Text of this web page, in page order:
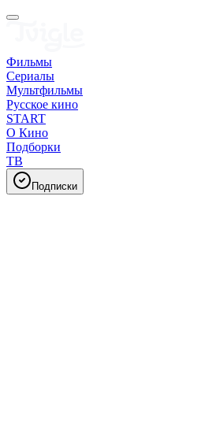
Фильмы
Сериалы
Мультфильмы
Русское кино
START
О Кино
Подборки
ТВ
Подписки